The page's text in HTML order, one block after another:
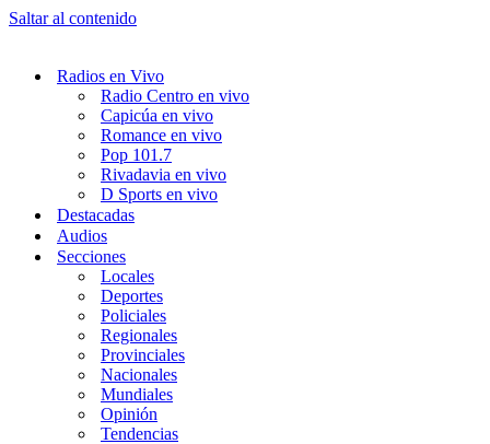
Saltar al contenido
Radios en Vivo
Radio Centro en vivo
Capicúa en vivo
Romance en vivo
Pop 101.7
Rivadavia en vivo
D Sports en vivo
Destacadas
Audios
Secciones
Locales
Deportes
Policiales
Regionales
Provinciales
Nacionales
Mundiales
Opinión
Tendencias